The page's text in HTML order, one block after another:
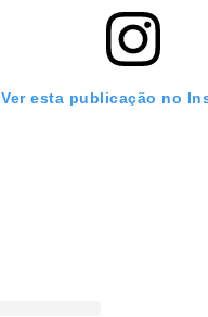
Ver esta publicação no